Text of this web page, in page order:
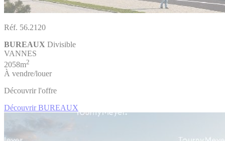
Réf. 56.2120
BUREAUX Divisible
VANNES
2058m2
À vendre/louer
Découvrir l'offre
Découvrir BUREAUX